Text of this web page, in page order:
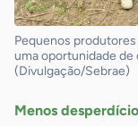
Pequenos
uma oportunidade
(Divulgação/Sebrae)
Menos